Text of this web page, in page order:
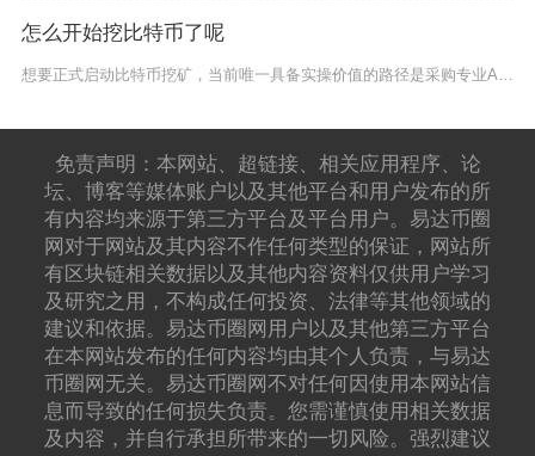
怎么开始挖比特币了呢
想要正式启动比特币挖矿，当前唯一具备实操价值的路径是采购专业ASIC矿机、接入稳定低价电力
免责声明：本网站、超链接、相关应用程序、论
坛、博客等媒体账户以及其他平台和用户发布的所
有内容均来源于第三方平台及平台用户。易达币圈
网对于网站及其内容不作任何类型的保证，网站所
有区块链相关数据以及其他内容资料仅供用户学习
及研究之用，不构成任何投资、法律等其他领域的
建议和依据。易达币圈网用户以及其他第三方平台
在本网站发布的任何内容均由其个人负责，与易达
币圈网无关。易达币圈网不对任何因使用本网站信
息而导致的任何损失负责。您需谨慎使用相关数据
及内容，并自行承担所带来的一切风险。强烈建议